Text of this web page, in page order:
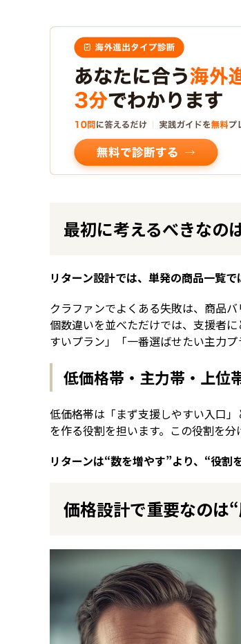
最初に考えるべきなの
リターン設計では、単発の商品一覧
クラファンでよくある失敗は、商品
個数違いを並べただけでは、支援者
すいプラン」「一番選ばせたい主力
低価格帯・主力帯・上位
低価格帯は「まず支援しやすい入口
を作る役割を担います。この役割を
リターンは“数を増やす”より、“役割
価格設計で重要なのは